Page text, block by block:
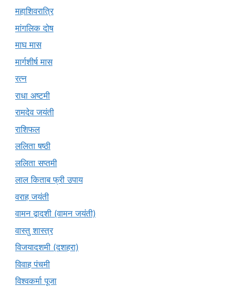
महाशिवरात्रि
मांगलिक दोष
माघ मास
मार्गशीर्ष मास
रत्न
राधा अष्टमी
रामदेव जयंती
राशिफल
ललिता षष्ठी
ललिता सप्तमी
लाल किताब फ्री उपाय
वराह जयंती
वामन द्वादशी (वामन जयंती)
वास्तु शास्त्र
विजयादशमी (दशहरा)
विवाह पंचमी
विश्वकर्मा पूजा